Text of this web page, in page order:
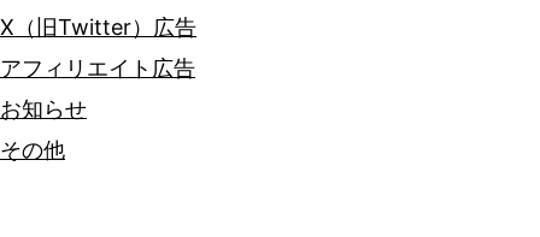
X（旧Twitter）広告
アフィリエイト広告
お知らせ
その他